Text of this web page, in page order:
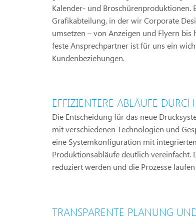
Kalender- und Broschürenproduktionen.
Grafikabteilung, in der wir Corporate
umsetzen – von Anzeigen und Flyern
feste Ansprechpartner ist für uns ein
Kundenbeziehungen.
EFFIZIENTERE ABLÄUFE
Die Entscheidung für das neue
mit verschiedenen Technologien und
eine Systemkonfiguration mit
Produktionsabläufe deutlich
reduziert werden und die Prozesse
TRANSPARENTE PLANUNG